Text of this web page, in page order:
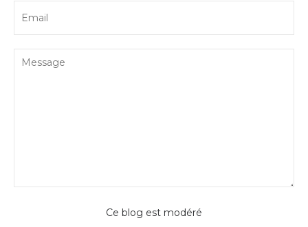
Ce blog est modéré